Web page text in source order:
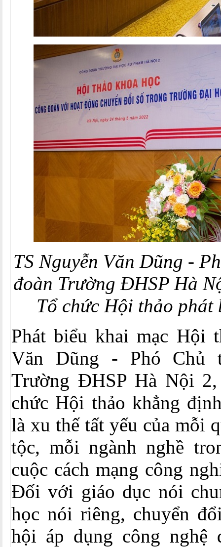
TS Nguyễn Văn Dũng -
đoàn Trường ĐHSP Hà
Tổ chức Hội thảo phát
Phát biểu khai mạc Hội
Văn Dũng - Phó Chủ
Trường ĐHSP Hà Nội
chức Hội thảo khẳng
là xu thế tất yếu của mỗi
tộc, mỗi ngành nghề
cuộc cách mạng công
Đối với giáo dục nói
học nói riêng, chuyển
hội áp dụng công nghệ